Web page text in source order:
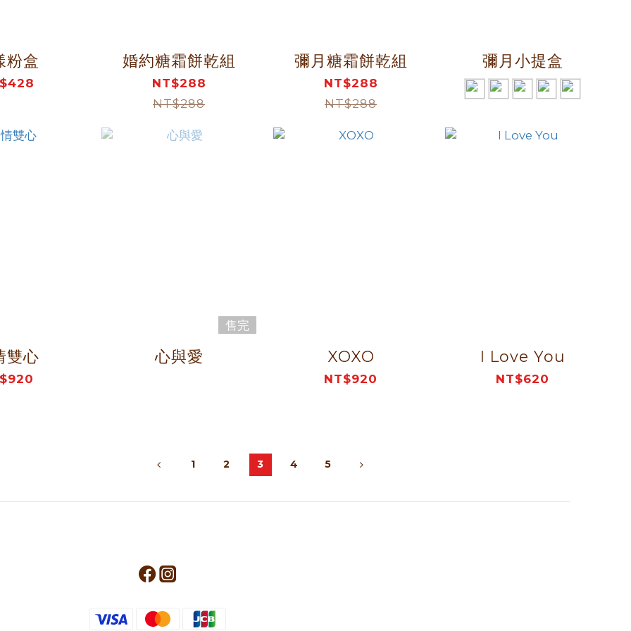
粉盒 婚約糖霜餅乾組
NT$288
NT$288
彌月糖霜餅乾組
NT$288
NT$288
彌月小提盒
雙心
售完
心與愛 XOXO
NT$920
I Love You
NT$620
1 2 3 4 5